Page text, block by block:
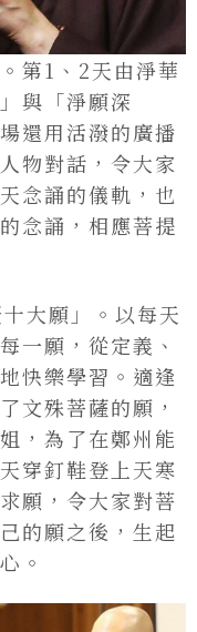
第1、2天由淨華
與「淨願深
還用活潑的廣播
物對話，令大家
念誦的儀軌，也
念誦，相應菩提
大願」。以每天
一願，從定義、
快樂學習。適逢
文殊菩薩的願，
，為了在鄭州能
穿釘鞋登上天寒
願，令大家對菩
的願之後，生起
。